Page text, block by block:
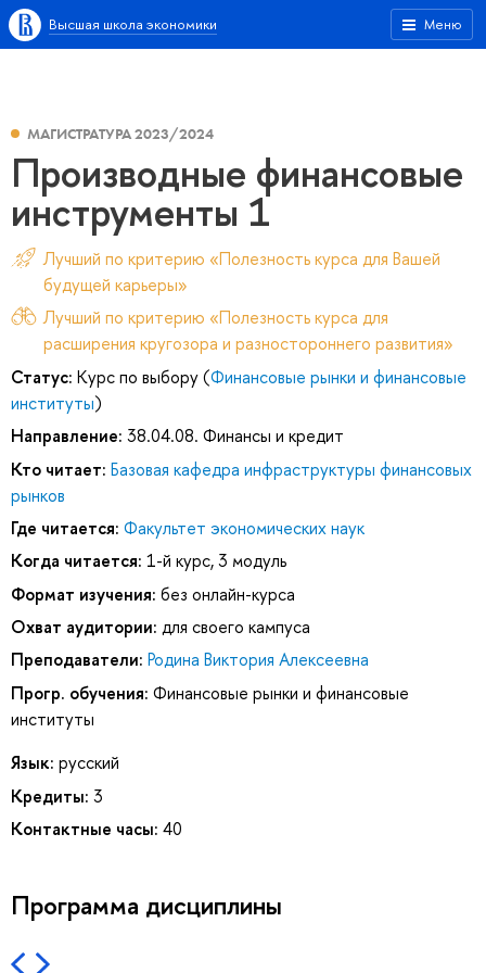
Меню
Высшая школа экономики
МАГИСТРАТУРА 2023/2024
Производные финансовые
инструменты 1
Лучший по критерию «Полезность курса для Вашей
будущей карьеры»
Лучший по критерию «Полезность курса для
расширения кругозора и разностороннего развития»
Статус: Курс по выбору (Финансовые рынки и финансовые
институты)
Направление: 38.04.08. Финансы и кредит
Кто читает: Базовая кафедра инфраструктуры финансовых
рынков
Где читается: Факультет экономических наук
Когда читается: 1-й курс, 3 модуль
Формат изучения: без онлайн-курса
Охват аудитории: для своего кампуса
Преподаватели: Родина Виктория Алексеевна
Прогр. обучения: Финансовые рынки и финансовые
институты
Язык: русский
Кредиты: 3
Контактные часы: 40
Программа дисциплины